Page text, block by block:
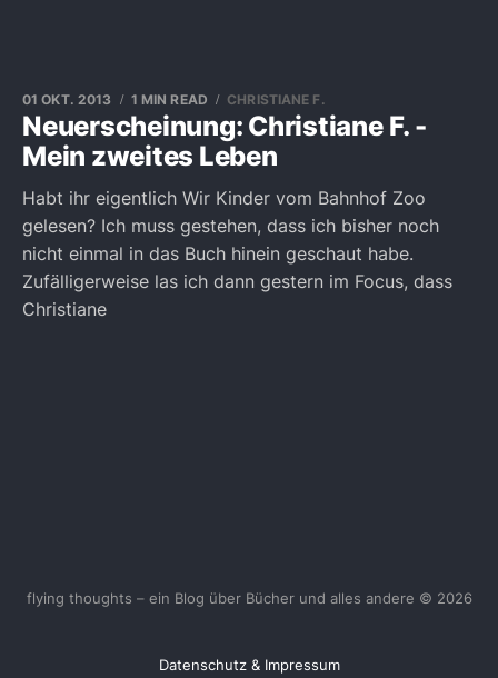
Neuerscheinung: Christiane F. -
Mein zweites Leben
01 OKT. 2013 1 MIN READ CHRISTIANE F.
Habt ihr eigentlich Wir Kinder vom Bahnhof Zoo
gelesen? Ich muss gestehen, dass ich bisher noch
nicht einmal in das Buch hinein geschaut habe.
Zufälligerweise las ich dann gestern im Focus, dass
Christiane
flying thoughts – ein Blog über Bücher und alles andere © 2026
Datenschutz & Impressum